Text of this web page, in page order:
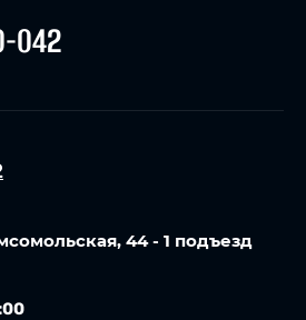
042
44 - 1 подъезд